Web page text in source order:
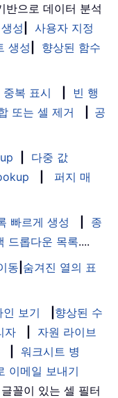
반으로 데이터 분석
성
사용자 지정
생성
향상된 함수
복 표시
빈 행
또는 셀 제거
공
다중 값
퍼지 매
빠르게 생성
종
드롭다운 목록....
동 숨겨진 열의 표
인 보기
향상된 수
자
자원 라이브
워크시트 병
이메일 보내기
꼴이 있는 셀 필터